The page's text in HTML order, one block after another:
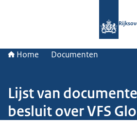
Home Documenten
Lijst van
besluit over VFS